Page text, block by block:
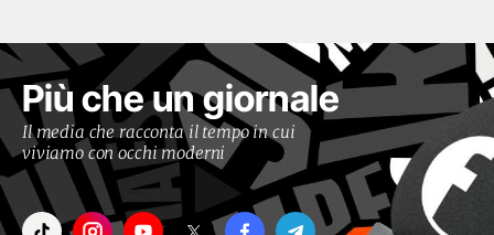
Più che un giornale
Il media che racconta il tempo in cui
viviamo con occhi moderni